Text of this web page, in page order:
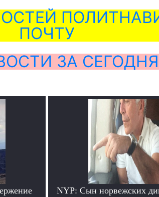
ПОЧТУ
ЗА СЕГОДНЯ
NYP: Сын норвежских